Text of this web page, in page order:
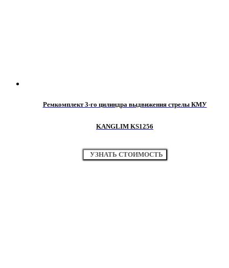
Ремкомплект 3-го цилиндра выдвижения стрелы КМУ
KANGLIM KS1256
УЗНАТЬ СТОИМОСТЬ